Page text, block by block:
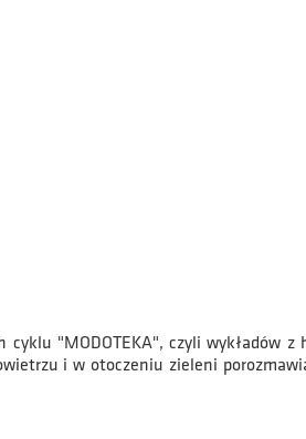
"MODOTEKA", czyli wykładów z
i w otoczeniu zieleni